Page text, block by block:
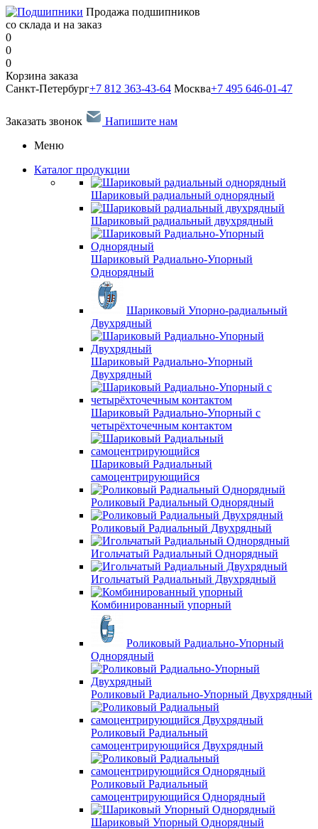
Продажа подшипников
со склада и на заказ
0
0
0
Корзина заказа
Санкт-Петербург+7 812 363-43-64 Москва+7 495 646-01-47
Заказать звонок
Напишите нам
Меню
Каталог продукции
Шариковый радиальный однорядный
Шариковый радиальный двухрядный
Шариковый Радиально-Упорный
Однорядный
Шариковый Упорно-радиальный
Двухрядный
Шариковый Радиально-Упорный
Двухрядный
Шариковый Радиально-Упорный с
четырёхточечным контактом
Шариковый Радиальный
самоцентрирующийся
Роликовый Радиальный Однорядный
Роликовый Радиальный Двухрядный
Игольчатый Радиальный Однорядный
Игольчатый Радиальный Двухрядный
Комбинированный упорный
Роликовый Радиально-Упорный
Однорядный
Роликовый Радиально-Упорный Двухрядный
Роликовый Радиальный
самоцентрирующийся Двухрядный
Роликовый Радиальный
самоцентрирующийся Однорядный
Шариковый Упорный Однорядный